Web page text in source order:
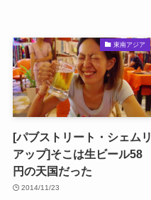
東南アジア
[パブストリート・シェムリ
アップ]そこは生ビール58
円の天国だった
2014/11/23